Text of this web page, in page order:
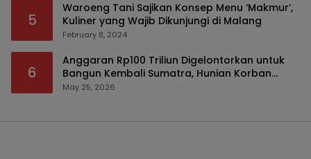
5
Waroeng Tani Sajikan Konsep Menu ‘Makmur’,
Kuliner yang Wajib Dikunjungi di Malang
February 8, 2024
6
Anggaran Rp100 Triliun Digelontorkan untuk
Bangun Kembali Sumatra, Hunian Korban
Bencana Bakal Difokuskan
May 25, 2026